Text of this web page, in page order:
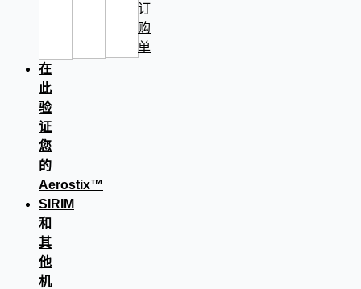
订
购
单
在
此
验
证
您
的
Aerostix™
SIRIM
和
其
他
机